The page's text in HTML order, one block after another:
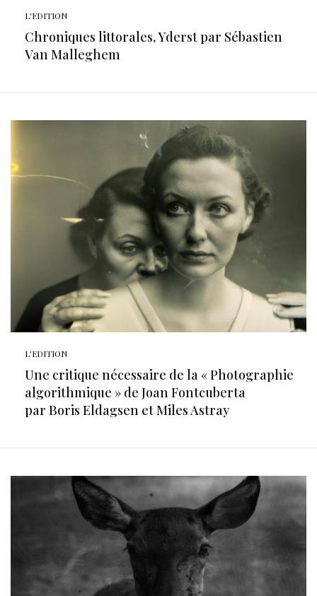
L'EDITION
Chroniques littorales, Yderst par Sébastien
Van Malleghem
L'EDITION
Une critique nécessaire de la « Photographie
algorithmique » de Joan Fontcuberta
par Boris Eldagsen et Miles Astray